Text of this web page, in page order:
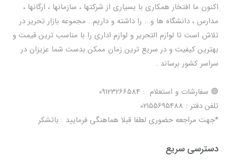
اکنون ما افتخار همکاری با بسیاری از شرکتها ، سازمانها ، ارگانها ،
مدارس ، دانشگاه ها و... را داشته و داریم . مجموعه بازار تحریر در
تلاش است تا لوازم التحریر و لوازم اداری را با مناسب ترین قیمت و
بهترین کیفیت و در سریع ترین زمان ممکن بدست شما عزیزان در
سراسر کشور برساند .
🟢 سفارشات و استعلام : 09123266584
تلفن دفتر : 02155695488
*جهت مراجعه حضوری لطفا قبلا هماهنگی فرمایید . باتشکر
دسترسی سریع